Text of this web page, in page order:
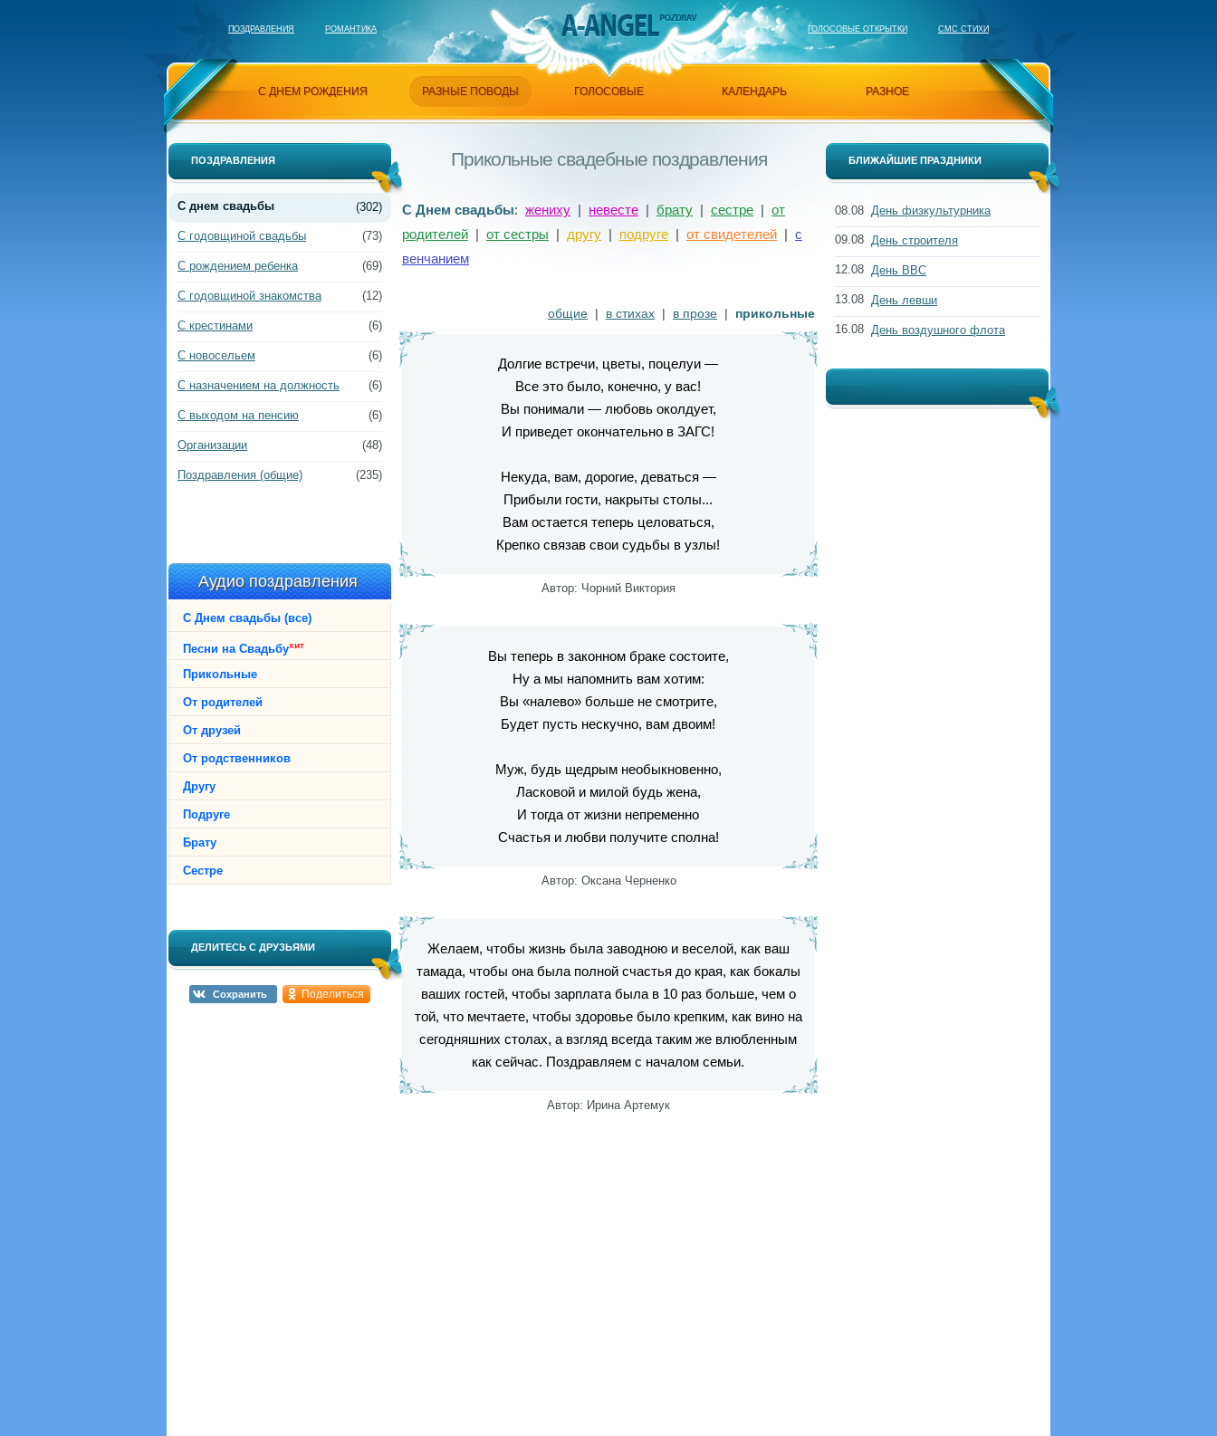
ПОЗДРАВЛЕНИЯ РОМАНТИКА ГОЛОСОВЫЕ ОТКРЫТКИ СМС СТИХИ
С ДНЕМ РОЖДЕНИЯ РАЗНЫЕ ПОВОДЫ ГОЛОСОВЫЕ КАЛЕНДАРЬ РАЗНОЕ
Прикольные свадебные поздравления
С Днем свадьбы: жениху | невесте | брату | сестре | от
родителей | от сестры | другу | подруге | от свидетелей | с
венчанием
общие | в стихах | в прозе | прикольные
Долгие встречи, цветы, поцелуи —
Все это было, конечно, у вас!
Вы понимали — любовь околдует,
И приведет окончательно в ЗАГС!
Некуда, вам, дорогие, деваться —
Прибыли гости, накрыты столы...
Вам остается теперь целоваться,
Крепко связав свои судьбы в узлы!
Автор: Чорний Виктория
Вы теперь в законном браке состоите,
Ну а мы напомнить вам хотим:
Вы «налево» больше не смотрите,
Будет пусть нескучно, вам двоим!
Муж, будь щедрым необыкновенно,
Ласковой и милой будь жена,
И тогда от жизни непременно
Счастья и любви получите сполна!
Автор: Оксана Черненко
Желаем, чтобы жизнь была заводною и веселой, как ваш
тамада, чтобы она была полной счастья до края, как бокалы
ваших гостей, чтобы зарплата была в 10 раз больше, чем о
той, что мечтаете, чтобы здоровье было крепким, как вино на
сегодняшних столах, а взгляд всегда таким же влюбленным
как сейчас. Поздравляем с началом семьи.
Автор: Ирина Артемук
ПОЗДРАВЛЕНИЯ
(302)
С днем свадьбы
(73)
С годовщиной свадьбы
(69)
С рождением ребенка
(12)
С годовщиной знакомства
(6)
С крестинами
(6)
С новосельем
(6)
С назначением на должность
(6)
С выходом на пенсию
(48)
Организации
(235)
Поздравления (общие)
Аудио поздравления
С Днем свадьбы (все)
Песни на Свадьбухит
Прикольные
От родителей
От друзей
От родственников
Другу
Подруге
Брату
Сестре
ДЕЛИТЕСЬ С ДРУЗЬЯМИ
Сохранить Поделиться
БЛИЖАЙШИЕ ПРАЗДНИКИ
08.08 День физкультурника
09.08 День строителя
12.08 День ВВС
13.08 День левши
16.08 День воздушного флота